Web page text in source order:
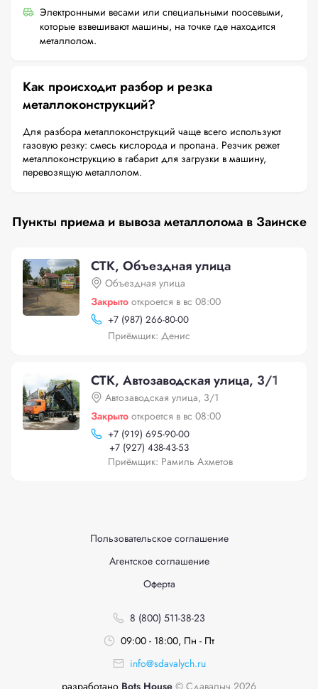
Электронными весами или специальными поосевыми,
которые взвешивают машины, на точке где находится
металлолом.
Как происходит разбор и резка
металлоконструкций?
Для разбора металлоконструкций чаще всего используют
газовую резку: смесь кислорода и пропана. Резчик режет
металлоконструкцию в габарит для загрузки в машину,
перевозящую металлолом.
Пункты приема и вывоза металлолома в Заинске
СТК, Объездная улица
Объездная улица
Закрыто откроется в вс 08:00
+7 (987) 266-80-00
Приёмщик: Денис
СТК, Автозаводская улица, 3/1
Автозаводская улица, 3/1
Закрыто откроется в вс 08:00
+7 (919) 695-90-00
+7 (927) 438-43-53
Приёмщик: Рамиль Ахметов
Пользовательское соглашение
Агентское соглашение
Оферта
8 (800) 511-38-23
09:00 - 18:00, Пн - Пт
info@sdavalych.ru
разработано Bots House © Сдавалыч 2026